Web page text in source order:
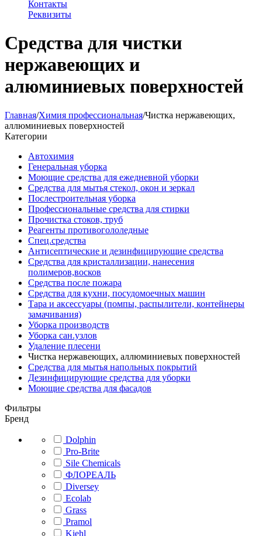
Контакты
Реквизиты
Средства для чистки
нержавеющих и
алюминиевых поверхностей
Главная/Химия профессиональная/Чистка нержавеющих,
аллюминиевых поверхностей
Категории
Автохимия
Генеральная уборка
Моющие средства для ежедневной уборки
Средства для мытья стекол, окон и зеркал
Послестроительная уборка
Профессиональные средства для стирки
Прочистка стоков, труб
Реагенты противогололедные
Спец.средства
Антисептические и дезинфицирующие средства
Средства для кристаллизации, нанесения
полимеров,восков
Средства после пожара
Средства для кухни, посудомоечных машин
Тара и аксессуары (помпы, распылители, контейнеры
замачивания)
Уборка производств
Уборка сан.узлов
Удаление плесени
Чистка нержавеющих, аллюминиевых поверхностей
Средства для мытья напольных покрытий
Дезинфицирующие средства для уборки
Моющие средства для фасадов
Фильтры
Бренд
Dolphin
Pro-Brite
Sile Chemicals
ФЛОРЕАЛЬ
Diversey
Ecolab
Grass
Pramol
Kiehl